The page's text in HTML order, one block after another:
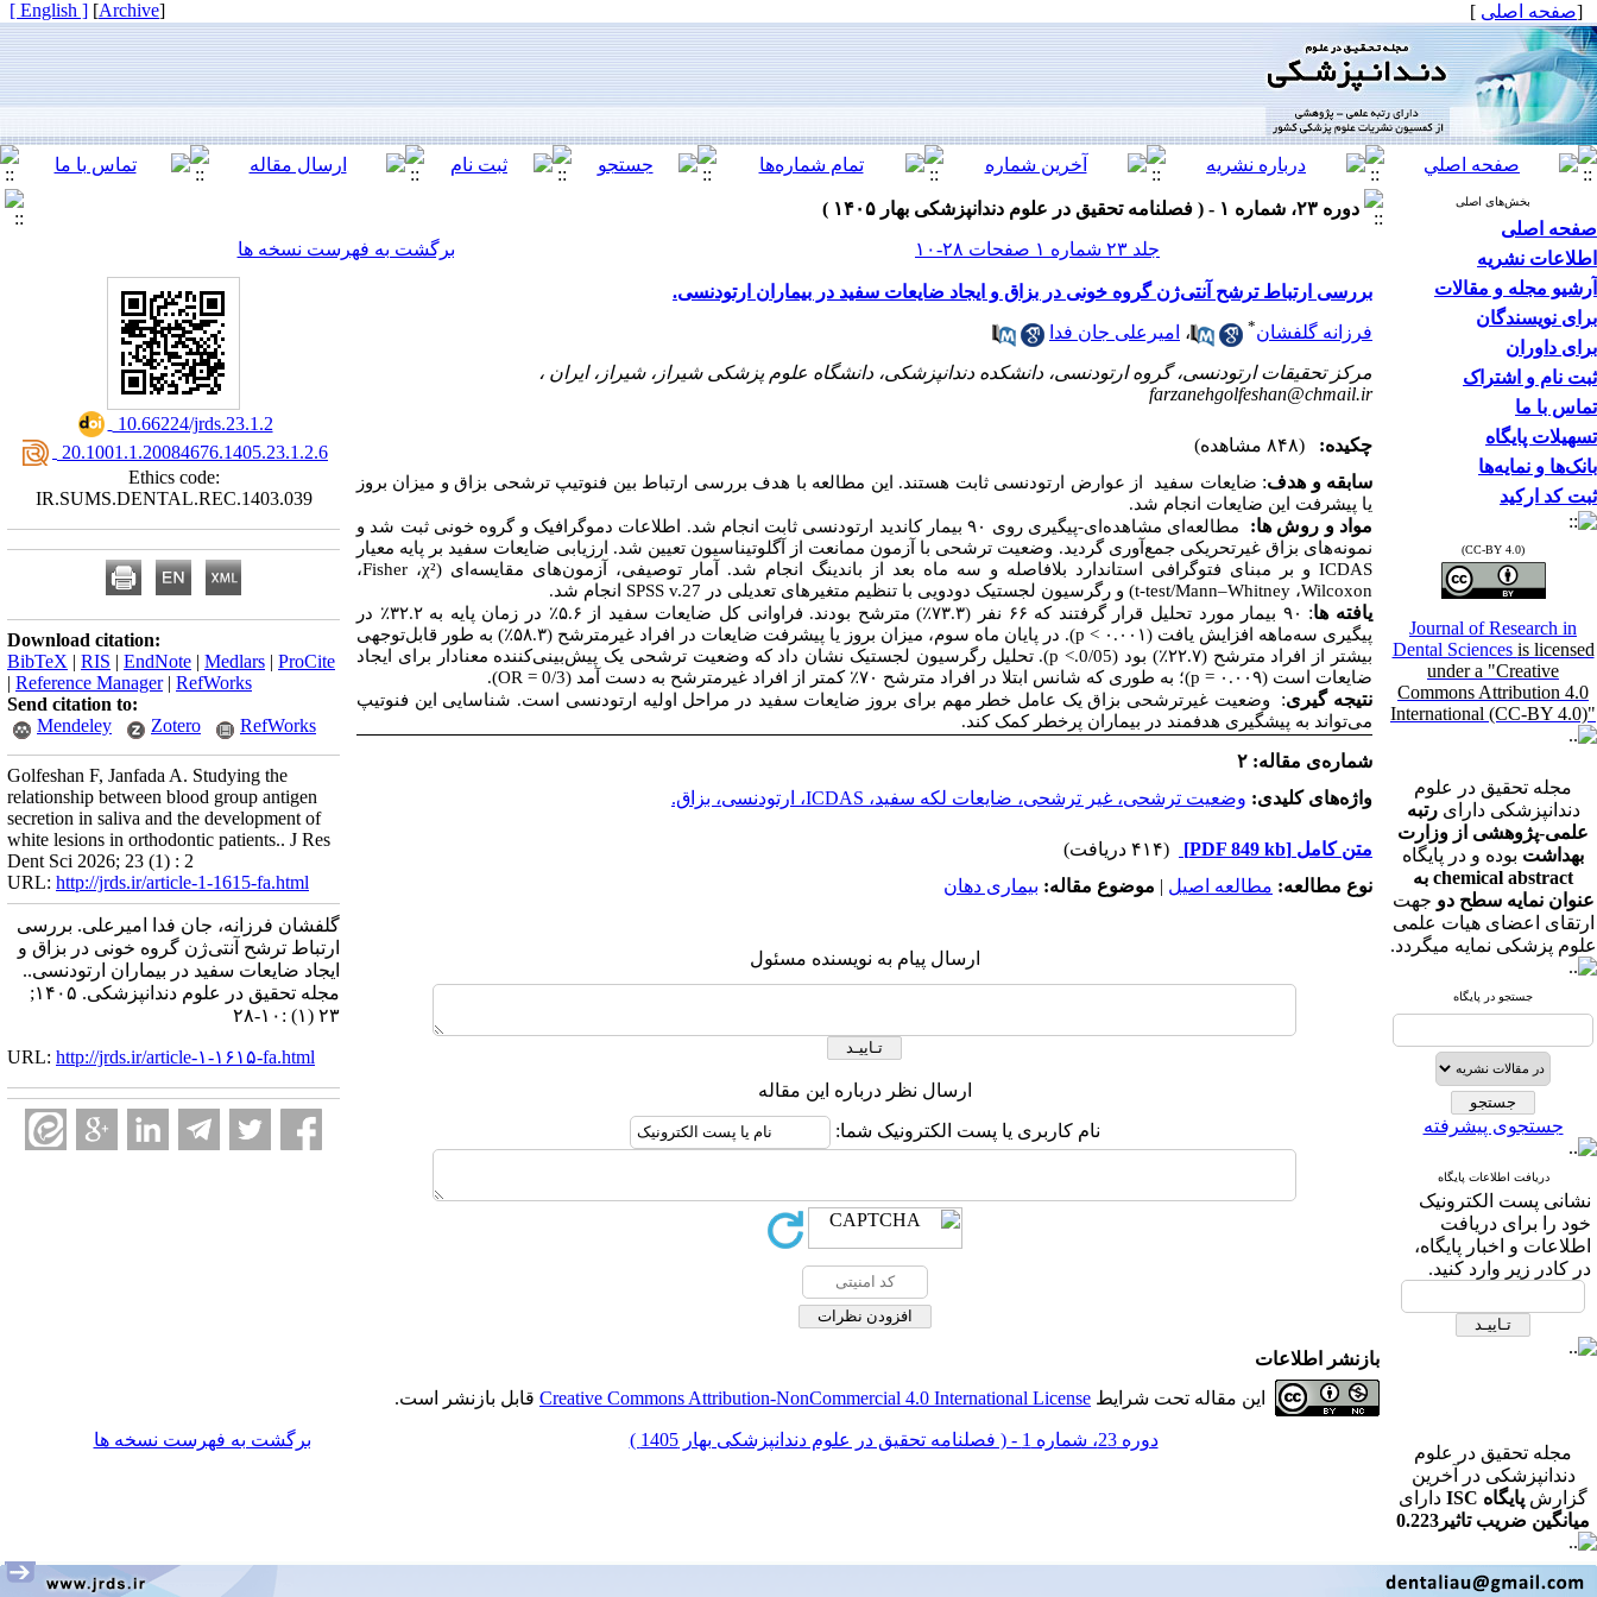
[صفحه اصلی ]
[
Archive
]
[ English ]
بخش‌های اصلی
صفحه اصلی
اطلاعات نشریه
آرشیو مجله و مقالات
برای نویسندگان
برای داوران
ثبت نام و اشتراک
تماس با ما
تسهیلات پایگاه
بانک‌ها و نمایه‌ها
ثبت کد ارکید
(CC-BY 4.0)
Journal of Research in
Dental Sciences is licensed
under a "Creative
Commons Attribution 4.0
International (CC-BY 4.0)"
مجله تحقیق در علوم
دندانپزشکی دارایرتبه
علمی-پژوهشی از وزارت
بهداشت بوده و در پایگاه
chemical abstract به
عنوان نمایه سطح دو جهت
ارتقای اعضای هیات علمی
علوم پزشکی نمایه میگردد.
جستجو در پایگاه
جستجوی پیشرفته
دریافت اطلاعات پایگاه
نشانی پست الکترونیک
خود را برای دریافت
اطلاعات و اخبار پایگاه،
در کادر زیر وارد کنید.
مجله تحقیق در علوم
دندانپزشکی در آخرین
گزارش پایگاه ISC
دارای
میانگین ضریب تاثیر0.223
در رشته دندانپزشکی می
دوره ۲۳، شماره ۱ - ( فصلنامه تحقیق در علوم دندانپزشکی بهار ۱۴۰۵ )
جلد ۲۳ شماره ۱ صفحات ۲۸-۱۰
برگشت به فهرست نسخه ها
بررسی ارتباط ترشح آنتی‌ژن گروه خونی در بزاق و ایجاد ضایعات سفید در بیماران ارتودنسی.
فرزانه گلفشان* ، امیرعلی جان فدا
مرکز تحقیقات ارتودنسی، گروه ارتودنسی، دانشکده دندانپزشکی، دانشگاه علوم پزشکی شیراز، شیراز، ایران ،
farzanehgolfeshan@chmail.ir
چکیده:
(۸۴۸ مشاهده)
سابقه و هدف: ضایعات سفید از عوارض ارتودنسی ثابت هستند. این مطالعه با هدف بررسی ارتباط بین فنوتیپ ترشحی بزاق و میزان بروز
یا پیشرفت این ضایعات انجام شد.
مواد و روش ها:
مطالعه‌ای مشاهده‌ای-پیگیری روی ۹۰ بیمار کاندید ارتودنسی ثابت انجام شد. اطلاعات دموگرافیک و گروه خونی ثبت شد و
نمونه‌های بزاق غیرتحریکی جمع‌آوری گردید. وضعیت ترشحی با آزمون ممانعت از آگلوتیناسیون تعیین شد. ارزیابی ضایعات سفید بر پایه معیار
ICDAS و بر مبنای فتوگرافی استاندارد بلافاصله و سه ماه بعد از باندینگ انجام شد. آمار توصیفی، آزمون‌های مقایسه‌ای (χ²، Fisher،
Wilcoxon، t-test/Mann–Whitney) و رگرسیون لجستیک دودویی با تنظیم متغیرهای تعدیلی در SPSS v.27 انجام شد.
یافته ها: ۹۰ بیمار مورد تحلیل قرار گرفتند که ۶۶ نفر (۷۳.۳ ٪) مترشح بودند. فراوانی کل ضایعات سفید از ۵.۶ ٪ در زمان پایه به ۳۲.۲ ٪ در
پیگیری سه‌ماهه افزایش یافت (۰.۰۰۱ >
p). در پایان ماه سوم، میزان بروز یا پیشرفت ضایعات در افراد غیرمترشح (۵۸.۳ ٪) به طور قابل‌توجهی
بیشتر از افراد مترشح (۲۲.۷
٪) بود (0/05.> p). تحلیل رگرسیون لجستیک نشان داد که وضعیت ترشحی یک پیش‌بینی‌کننده معنادار برای ایجاد
ضایعات است (۰.۰۰۹ =
p)؛ به طوری که شانس ابتلا در افراد مترشح ۷۰ ٪ کمتر از افراد غیرمترشح به دست آمد (0/3 = OR
).
ﻧﺘﻴﺠﻪ ﮔﻴﺮی:
وضعیت غیرترشحی بزاق یک عامل خطر مهم برای بروز ضایعات سفید در مراحل اولیه ارتودنسی است. شناسایی این فنوتیپ
می‌تواند به پیشگیری هدفمند در بیماران پرخطر کمک کند.
شماره‌ی مقاله: ۲
واژه‌های کلیدی: وضعیت ترشحی، غیر ترشحی، ضایعات لکه سفید، ICDAS، ارتودنسی، بزاق.
متن کامل [PDF 849 kb]
(۴۱۴ دریافت)
نوع مطالعه: مطالعه اصیل | موضوع مقاله: بیماری دهان
ارسال پیام به نویسنده مسئول
ارسال نظر درباره این مقاله
نام کاربری یا پست الکترونیک شما:
‎ 10.66224/jrds.23.1.2
‎ 20.1001.1.20084676.1405.23.1.2.6
Ethics code:
IR.SUMS.DENTAL.REC.1403.039
Download citation:
BibTeX | RIS | EndNote | Medlars | ProCite
| Reference Manager| RefWorks
Send citation to:
Mendeley
Zotero RefWorks
Golfeshan F, Janfada A. Studying the
relationship between blood group antigen
secretion in saliva and the development of
white lesions in orthodontic patients.. J Res
Dent Sci 2026; 23 (1) : 2
URL: http://jrds.ir/article-1-1615-fa.html
گلفشان فرزانه، جان فدا امیرعلی. بررسی
ارتباط ترشح آنتی‌ژن گروه خونی در بزاق و
ایجاد ضایعات سفید در بیماران ارتودنسی..
مجله تحقیق در علوم دندانپزشکی. ۱۴۰۵;
۲۳ (۱) :۱۰-۲۸
URL: http://jrds.ir/article-۱-۱۶۱۵-fa.html
بازنشر اطلاعات
این مقاله تحت شرایط Creative Commons Attribution-NonCommercial 4.0 International License قابل بازنشر است.
دوره 23، شماره 1 - ( فصلنامه تحقیق در علوم دندانپزشکی بهار 1405 ) برگشت به فهرست نسخه ها